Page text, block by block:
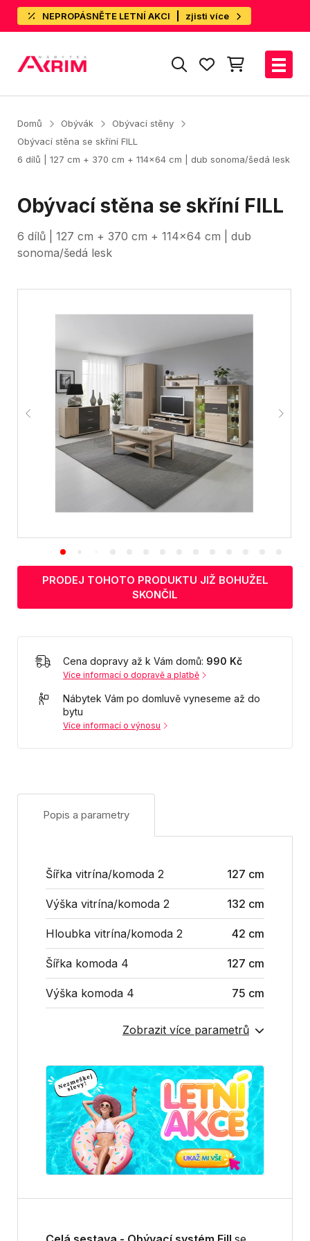
NEPROPÁSNĚTE LETNÍ AKCI zjisti více
Domů Obývák
Obývací stěny
Obývací stěna se skříní FILL
6 dílů | 127 cm + 370 cm + 114x64 cm | dub sonoma/šedá lesk
Obývací stěna se skříní FILL
6 dílů | 127 cm + 370 cm + 114x64 cm | dub
sonoma/šedá lesk
PRODEJ TOHOTO PRODUKTU JIŽ BOHUŽEL
SKONČIL
Cena dopravy až k Vám domů: 990 Kč
Více informací o dopravě a platbě
Nábytek Vám po domluvě vyneseme až do
bytu
Více informací o výnosu
Popis a parametry
Šířka vitrína/komoda 2 127 cm
Výška vitrína/komoda 2 132 cm
Hloubka vitrína/komoda 2 42 cm
Šířka komoda 4 127 cm
Výška komoda 4 75 cm
Zobrazit více parametrů